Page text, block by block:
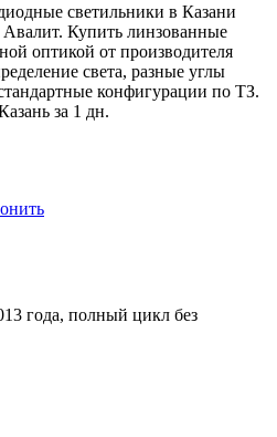
светильники в Казани
Купить линзованные
оптикой от производителя
света, разные углы
конфигурации по ТЗ.
за 1 дн.
года, полный цикл без